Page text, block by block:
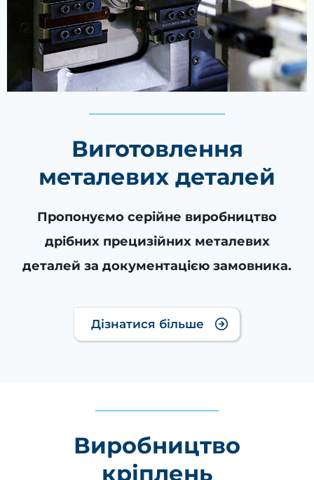
Виготовлення
металевих деталей
Пропонуємо серійне виробництво
дрібних прецизійних металевих
деталей за документацією замовника.
Дізнатися більше
Виробництво
кріплень